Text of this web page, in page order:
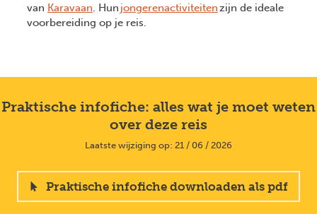
van Karavaan. Hun jongerenactiviteitenzijn de ideale
voorbereiding op je reis.
Praktische infofiche: alles wat je moet weten
over deze reis
Laatste wijziging op: 21 / 06 / 2026
Praktische infofiche downloaden als pdf